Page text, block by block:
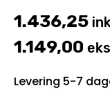
1.436,25
1.149,00
Levering 5-7